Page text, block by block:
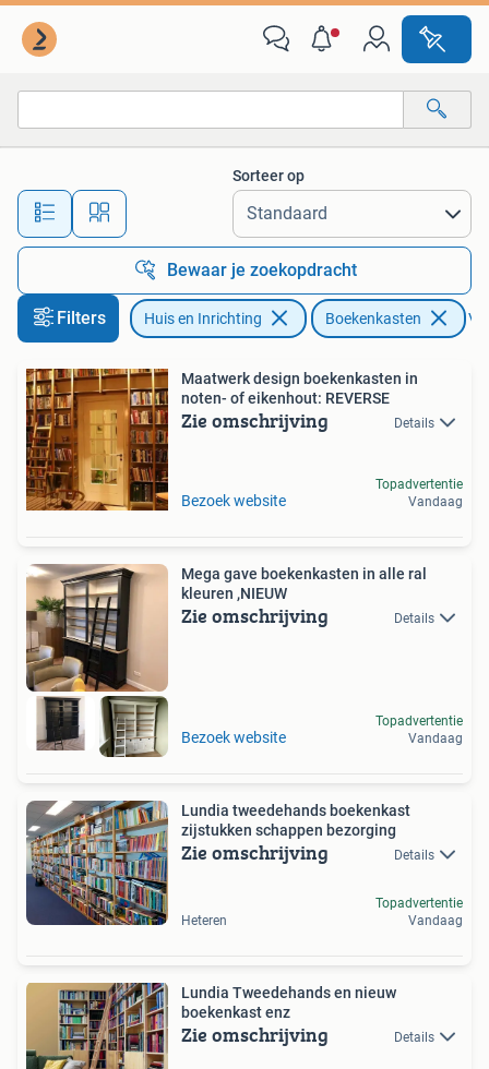
Alle afstanden…
Sorteer op
Bewaar je zoekopdracht
Filters Huis en Inrichting Boekenkasten
Maatwerk design boekenkasten in
noten- of eikenhout: REVERSE
Zie omschrijving Details
Bezoek website
Topadvertentie
Vandaag
Mega gave boekenkasten in alle ral
kleuren ,NIEUW
Zie omschrijving Details
Bezoek website
Topadvertentie
Vandaag
Lundia tweedehands boekenkast
zijstukken schappen bezorging
Zie omschrijving Details
Heteren
Topadvertentie
Vandaag
Lundia Tweedehands en nieuw
boekenkast enz
Zie omschrijving Details